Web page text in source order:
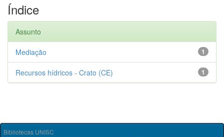
Índice
Assunto
1
Mediação
1
Recursos hídricos - Crato (CE)
Bibliotecas UNISC